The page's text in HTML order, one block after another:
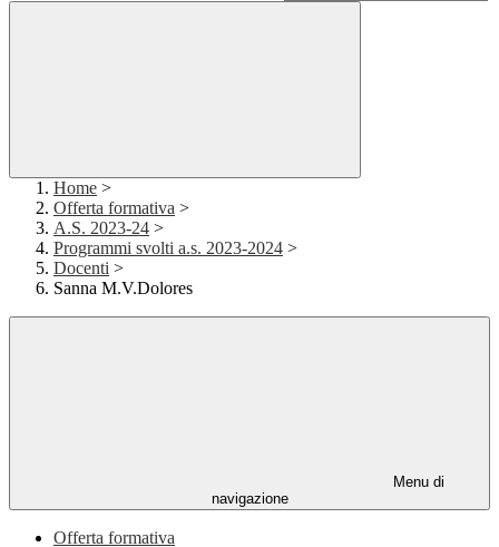
Home >
Offerta formativa >
A.S. 2023-24 >
Programmi svolti a.s. 2023-2024 >
Docenti >
Sanna M.V.Dolores
Menu di
navigazione
Offerta formativa